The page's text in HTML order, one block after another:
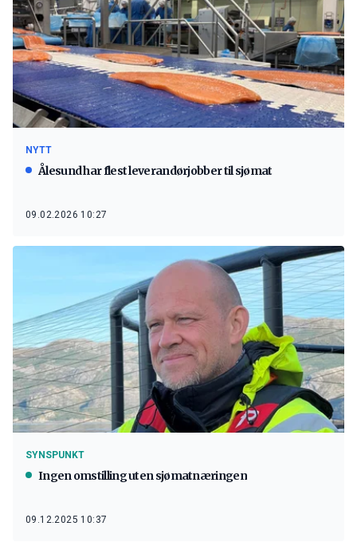
NYTT
Ålesund har flest leverandørjobber til sjømat
09.02.2026 10:27
SYNSPUNKT
Ingen omstilling uten sjømatnæringen
09.12.2025 10:37